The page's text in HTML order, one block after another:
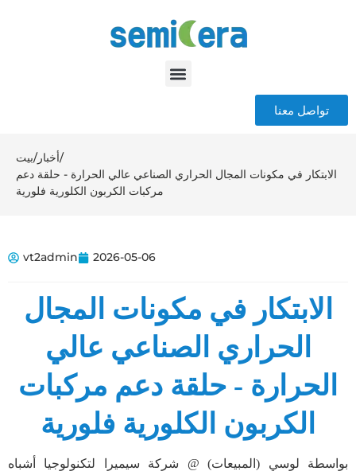
تواصل معنا
بيت/أخبار/
الابتكار في مكونات المجال الحراري الصناعي عالي الحرارة - حلقة دعم
مركبات الكربون الكلورية فلورية
vt2admin 2026-05-06
الابتكار في مكونات المجال
الحراري الصناعي عالي
الحرارة - حلقة دعم مركبات
الكربون الكلورية فلورية
بواسطة لوسي (المبيعات) @ شركة سيميرا لتكنولوجيا أشباه